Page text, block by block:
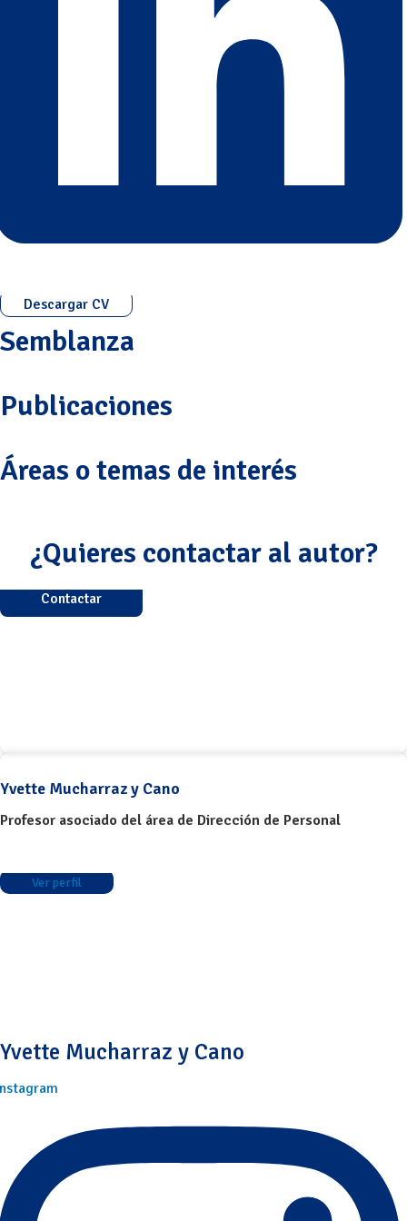
Descargar CV
Semblanza
Publicaciones
Áreas o temas de interés
¿Quieres contactar al autor?
Contactar
Yvette Mucharraz y Cano
Profesor asociado del área de Dirección de Personal
Ver perfil
Yvette Mucharraz y Cano